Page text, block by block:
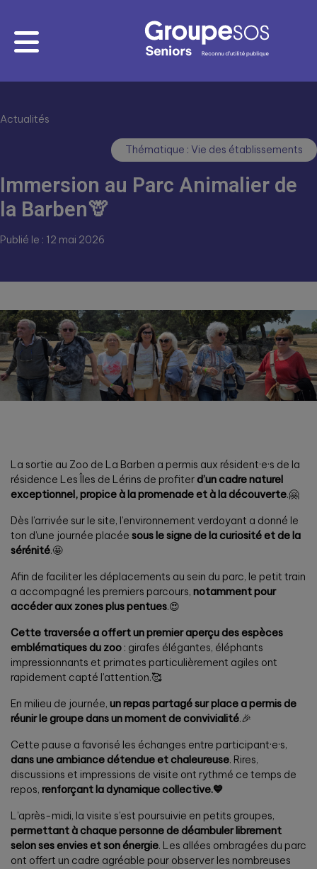
Actualités
Thématique : Vie des établissements
Immersion au Parc Animalier de
la Barben🦒
Publié le : 12 mai 2026
La sortie au Zoo de La Barben a permis aux résident·e·s de la
résidence Les Îles de Lérins de profiterd’un cadre naturel
exceptionnel, propice à la promenade et à la découverte.🤗
Dès l’arrivée sur le site, l’environnement verdoyant a donné le
ton d’une journée placée sous le signe de la curiosité et de la
sérénité.🤩
Afin de faciliter les déplacements au sein du parc, le petit train
a accompagné les premiers parcours, notamment pour
accéder aux zones plus pentues.😍
Cette traversée a offert un premier aperçu des espèces
emblématiques du zoo : girafes élégantes, éléphants
impressionnants et primates particulièrement agiles ont
rapidement capté l’attention.🥰
En milieu de journée, un repas partagé sur place a permis de
réunir le groupe dans un moment de convivialité.🎉
Cette pause a favorisé les échanges entre participant·e·s,
dans une ambiance détendue et chaleureuse. Rires,
discussions et impressions de visite ont rythmé ce temps de
repos, renforçant la dynamique collective.💙
L’après-midi, la visite s’est poursuivie en petits groupes,
permettant à chaque personne de déambuler librement
selon ses envies et son énergie. Les allées ombragées du parc
ont offert un cadre agréable pour observer les nombreuses